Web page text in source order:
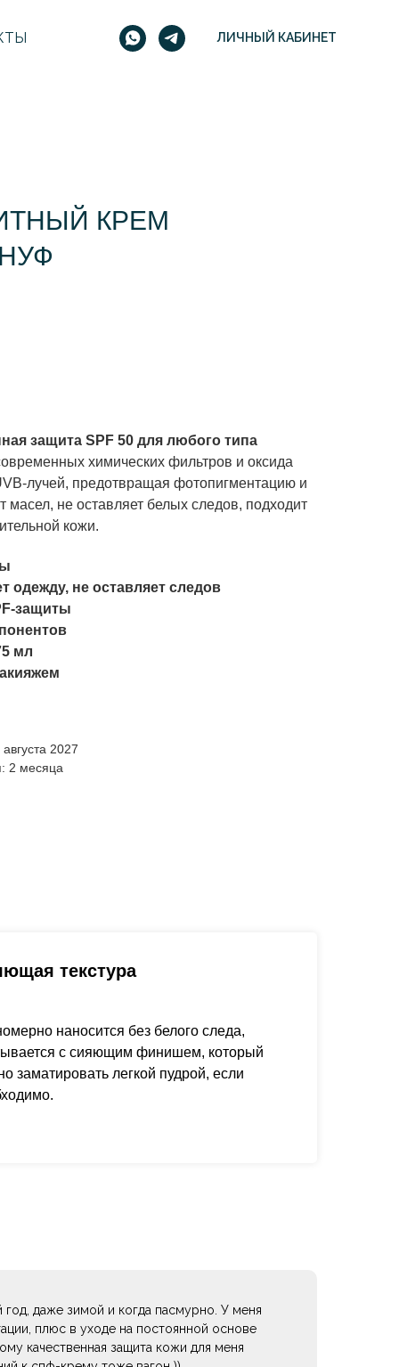
ЛИЧНЫЙ КАБИНЕТ
КРЕМ
защита SPF 50 для любого типа
химических фильтров и оксида
лучей, предотвращая фотопигментацию и
не оставляет белых следов, подходит
кожи.
одежду, не оставляет следов
защиты
мл
2027
2 месяца
текстура
наносится без белого следа,
с сияющим финишем, который
заматировать легкой пудрой, если
год, даже зимой и когда пасмурно. У меня
плюс в уходе на постоянной основе
качественная защита кожи для меня